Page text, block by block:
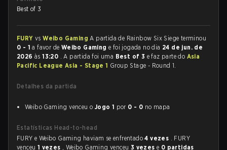
Best of 3
FURY vsWeibo GamingA partida de Rainbow Six Siege terminou
0 - 1 a favor de Weibo Gaminge foi jogada no dia 24 de jun. de
2026 às13:20 . A partida foi uma Best of 3 e faz parte do Asia
Pacific League Asia - Stage 1 Group Stage - Round 1.
Detalhes da partida
Weibo Gaming venceu o Jogo 1 por 0 - 0 no mapa
Estatísticas Head-to-head
FURY e Weibo Gaming haviam se enfrentado4 vezes . FURY
venceu 1 vezes , Weibo Gaming venceu 3 vezese 0 partidas